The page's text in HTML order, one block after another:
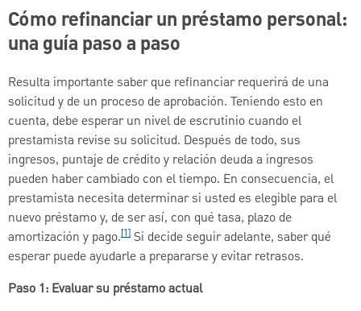
Cómo refinanciar un préstamo personal:
una guía paso a paso
Resulta importante saber que refinanciar requerirá de una
solicitud y de un proceso de aprobación. Teniendo esto en
cuenta, debe esperar un nivel de escrutinio cuando el
prestamista revise su solicitud. Después de todo, sus
ingresos, puntaje de crédito y relación deuda a ingresos
pueden haber cambiado con el tiempo. En consecuencia, el
prestamista necesita determinar si usted es elegible para el
nuevo préstamo y, de ser así, con qué tasa, plazo de
amortización y pago.[1] Si decide seguir adelante, saber qué
esperar puede ayudarle a prepararse y evitar retrasos.
Paso 1: Evaluar su préstamo actual